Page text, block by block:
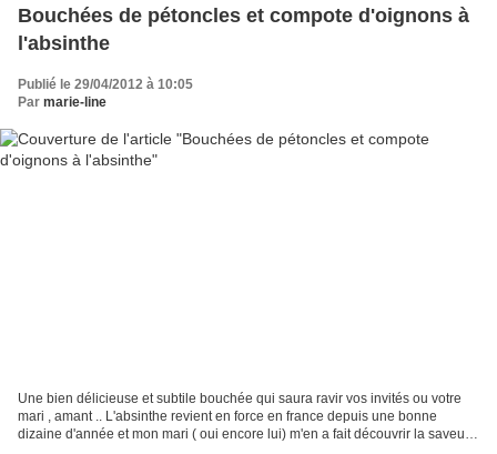
Bouchées de pétoncles et compote d'oignons à
l'absinthe
Publié le 29/04/2012 à 10:05
Par marie-line
Une bien délicieuse et subtile bouchée qui saura ravir vos invités ou votre
mari , amant .. L'absinthe revient en force en france depuis une bonne
dizaine d'année et mon mari ( oui encore lui) m'en a fait découvrir la saveur .